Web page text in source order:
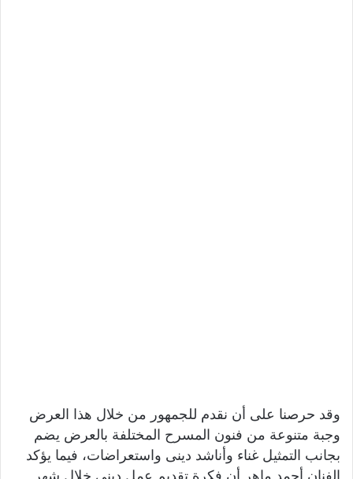
وقد حرصنا على أن نقدم للجمهور من خلال هذا العرض
وجبة متنوعة من فنون المسرح المختلفة بالعرض يضم
بجانب التمثيل غناء وأناشد دينى واستعراضات، فيما يؤكد